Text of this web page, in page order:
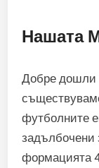
Нашата
Добре дошли
футболните
задълбочени
формацията